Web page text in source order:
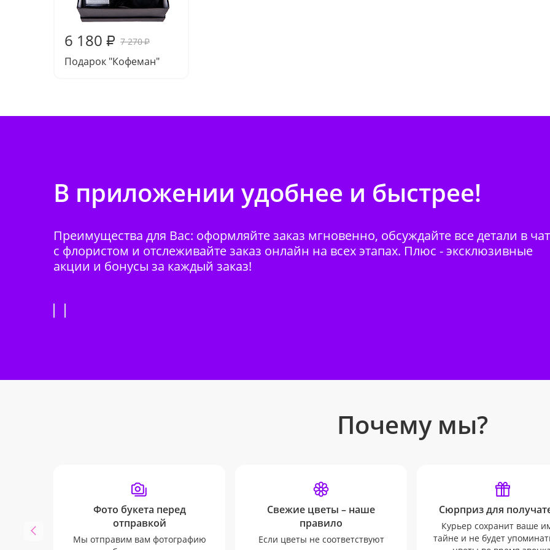
6 180 ₽ 7 270₽
Подарок "Кофеман"
В приложении удобнее и быстрее!
Преимущества для Вас: оформляйте заказ мгновенно, обсуждайте все детали в
с флористом и отслеживайте заказ онлайн на всех этапах. Плюс - эксклюзивные
акции и бонусы за каждый заказ!
Почему мы?
Фото букета перед
отправкой
Мы отправим вам фотографию
Свежие цветы – наше
правило
Если цветы не соответствуют
Сюрприз для
Курьер сохранит ваше
тайне и не будет